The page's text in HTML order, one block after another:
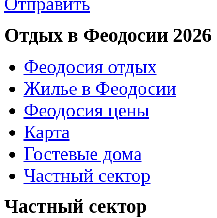
Отдых в Феодосии 2026
Феодосия отдых
Жилье в Феодосии
Феодосия цены
Карта
Гостевые дома
Частный сектор
Частный сектор